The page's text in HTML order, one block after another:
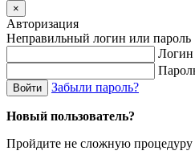
×
Авторизация
Неправильный логин или пароль
Логин
Войти Забыли пароль?
Новый пользователь?
Пройдите не сложную процедуру